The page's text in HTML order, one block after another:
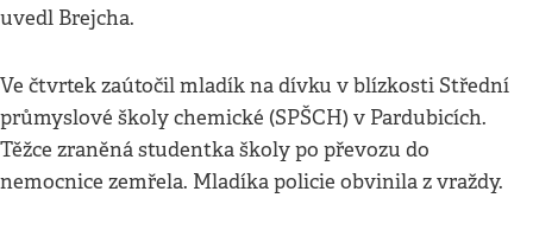
uvedl Brejcha.
Ve čtvrtek zaútočil mladík na dívku v blízkosti Střední
průmyslové školy chemické (SPŠCH) v Pardubicích.
Těžce zraněná studentka školy po převozu do
nemocnice zemřela. Mladíka policie obvinila z vraždy.